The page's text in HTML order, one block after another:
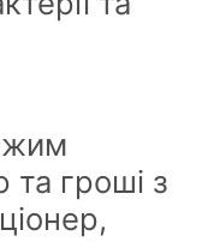
гроші з